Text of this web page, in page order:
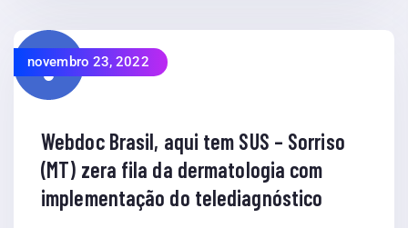
novembro 23, 2022
Webdoc Brasil, aqui tem SUS – Sorriso
(MT) zera fila da dermatologia com
implementação do telediagnóstico